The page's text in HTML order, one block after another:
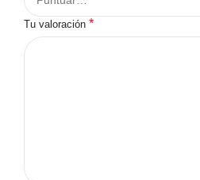
Tu valoración *